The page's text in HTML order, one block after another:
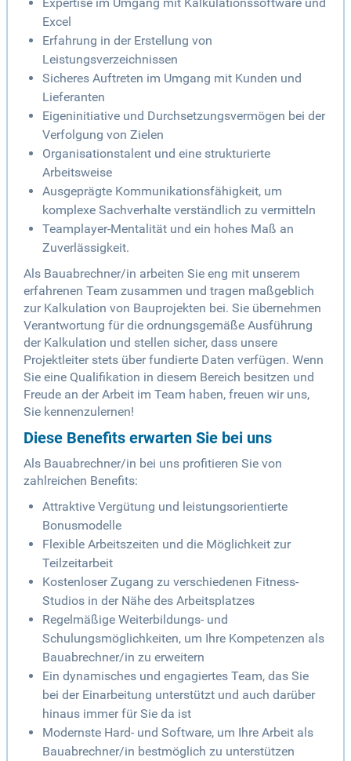
Expertise im Umgang mit Kalkulationssoftware und
Excel
Erfahrung in der Erstellung von
Leistungsverzeichnissen
Sicheres Auftreten im Umgang mit Kunden und
Lieferanten
Eigeninitiative und Durchsetzungsvermögen bei der
Verfolgung von Zielen
Organisationstalent und eine strukturierte
Arbeitsweise
Ausgeprägte Kommunikationsfähigkeit, um
komplexe Sachverhalte verständlich zu vermitteln
Teamplayer-Mentalität und ein hohes Maß an
Zuverlässigkeit.
Als Bauabrechner/in arbeiten Sie eng mit unserem
erfahrenen Team zusammen und tragen maßgeblich
zur Kalkulation von Bauprojekten bei. Sie übernehmen
Verantwortung für die ordnungsgemäße Ausführung
der Kalkulation und stellen sicher, dass unsere
Projektleiter stets über fundierte Daten verfügen. Wenn
Sie eine Qualifikation in diesem Bereich besitzen und
Freude an der Arbeit im Team haben, freuen wir uns,
Sie kennenzulernen!
Diese Benefits erwarten Sie bei uns
Als Bauabrechner/in bei uns profitieren Sie von
zahlreichen Benefits:
Attraktive Vergütung und leistungsorientierte
Bonusmodelle
Flexible Arbeitszeiten und die Möglichkeit zur
Teilzeitarbeit
Kostenloser Zugang zu verschiedenen Fitness-
Studios in der Nähe des Arbeitsplatzes
Regelmäßige Weiterbildungs- und
Schulungsmöglichkeiten, um Ihre Kompetenzen als
Bauabrechner/in zu erweitern
Ein dynamisches und engagiertes Team, das Sie
bei der Einarbeitung unterstützt und auch darüber
hinaus immer für Sie da ist
Modernste Hard- und Software, um Ihre Arbeit als
Bauabrechner/in bestmöglich zu unterstützen